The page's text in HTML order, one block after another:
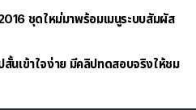
ชุดใหม่มาพร้อมเมนูระบบสัมผัส
สั้นเข้าใจง่าย มีคลิปทดสอบจริงให้ชม